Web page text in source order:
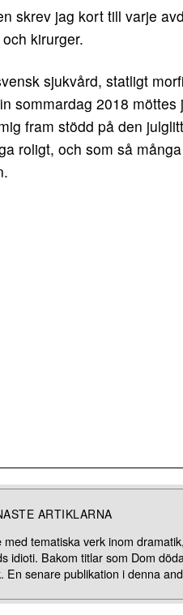
skrev jag kort till varje
kirurger.
sjukvård, statligt
sommardag 2018
fram stödd på den
roligt, och som så
ARTIKLARNA
tematiska verk inom
idioti. Bakom titlar som Dom
En senare publikation i denna